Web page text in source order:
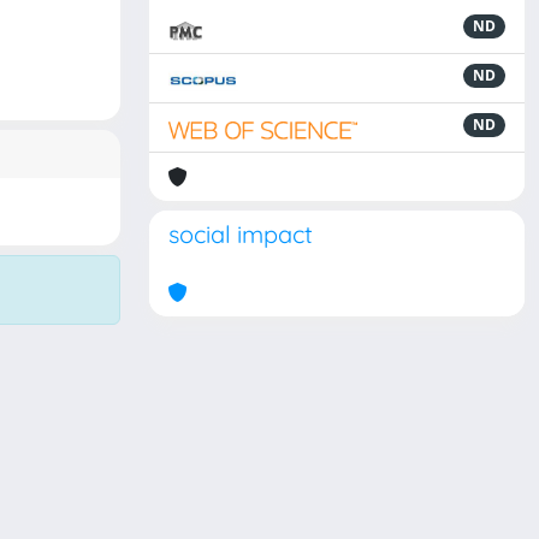
ND
ND
ND
social impact